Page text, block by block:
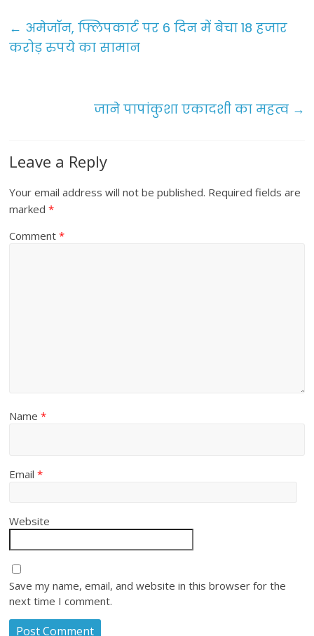
e
b
er l e
← अमेजॉन, फ्लिपकार्ट पर 6 दिन में बेचा 18 हजार
करोड़ रुपये का सामान
जाने पापांकुशा एकादशी का महत्व →
Leave a Reply
Your email address will not be published. Required fields are
marked*
Comment*
Name*
Email*
Website
Save my name, email, and website in this browser for the
next time I comment.